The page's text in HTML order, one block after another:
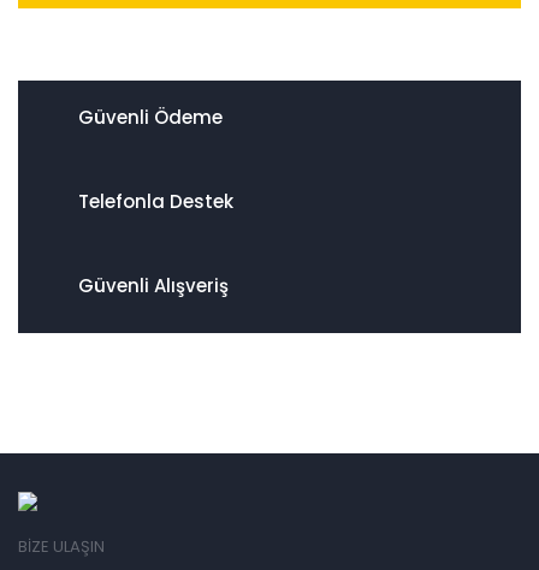
Güvenli Ödeme
Telefonla Destek
Güvenli Alışveriş
BİZE ULAŞIN